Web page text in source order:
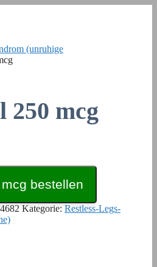
(unruhige
250 mcg
bestellen
Kategorie: Restless-Legs-